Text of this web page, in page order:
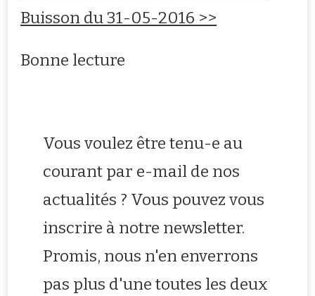
Buisson du 31-05-2016 >>
Bonne lecture
Vous voulez être tenu-e au
courant par e-mail de nos
actualités ? Vous pouvez vous
inscrire à notre newsletter.
Promis, nous n'en enverrons
pas plus d'une toutes les deux